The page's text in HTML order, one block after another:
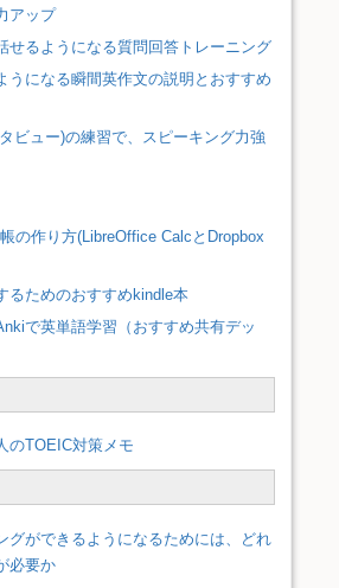
アップ
せるようになる質問回答トレーニング
うになる瞬間英作文の説明とおすすめ
ビュー)の練習で、スピーキング力強
の作り方(LibreOffice CalcとDropbox
るためのおすすめkindle本
で英単語学習（おすすめ共有デッ
のTOEIC対策メモ
グができるようになるためには、どれ
必要か